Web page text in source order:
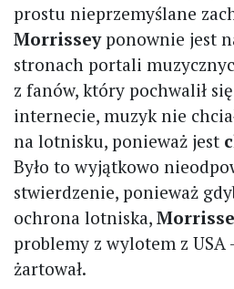
prostu nieprzemyślane
Morrisseyponownie jest
stronach portali
z fanów, który pochwalił
internecie, muzyk nie
na lotnisku, ponieważ jest
Było to wyjątkowo
stwierdzenie, ponieważ
ochrona lotniska,
problemy z wylotem z
żartował.